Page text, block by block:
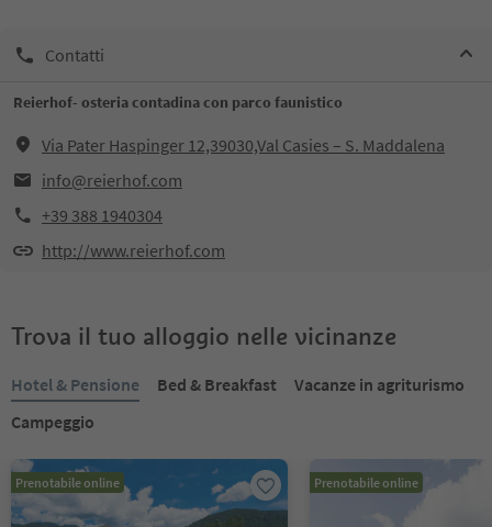
Contatti
Reierhof- osteria contadina con parco faunistico
Via Pater Haspinger 12,39030,Val Casies – S. Maddalena
info@reierhof.com
+39 388 1940304
http://www.reierhof.com
Trova il tuo alloggio nelle vicinanze
Hotel & Pensione Bed & Breakfast
Vacanze in agriturismo
Campeggio
Prenotabile online Prenotabile online